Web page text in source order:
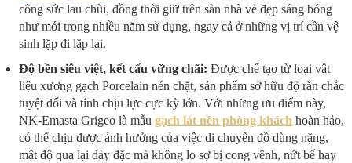
công sức lau chùi, đồng thời giữ trên sàn nhà vẻ đẹp sáng bóng
như mới trong nhiều năm sử dụng, ngay cả ở những vị trí cần vệ
sinh lặp đi lặp lại.
Độ bền siêu việt, kết cấu vững chãi: Được chế tạo từ loại vật
liệu xương gạch Porcelain nén chặt, sản phẩm sở hữu độ rắn chắc
tuyệt đối và tính chịu lực cực kỳ lớn. Với những ưu điểm này,
NK-Emasta Grigeo là mẫu gạch lát nền phòng khách hoàn hảo,
có thể chịu được ảnh hưởng của việc di chuyển đồ dùng nặng,
mật độ qua lại dày đặc mà không lo sợ bị cong vênh, nứt bể hay